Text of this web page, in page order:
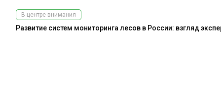
В центре внимания
Развитие систем мониторинга лесов в России: взгляд